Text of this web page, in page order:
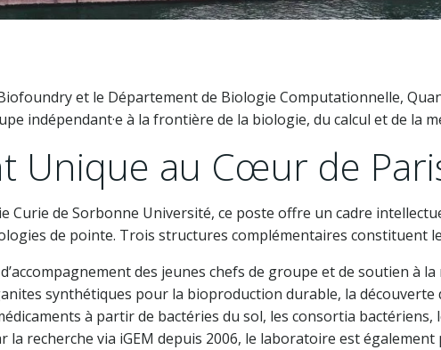
et le Département de Biologie Computationnelle,
indépendant·e à la frontière de la biologie, du calcul et de la
Unique au Cœur de
de Sorbonne Université, ce poste offre un cadre
de pointe. Trois structures complémentaires constituent
des jeunes chefs de groupe et de soutien à
synthétiques pour la bioproduction durable, la
à partir de bactéries du sol, les consortia
la recherche via iGEM depuis 2006, le laboratoire est